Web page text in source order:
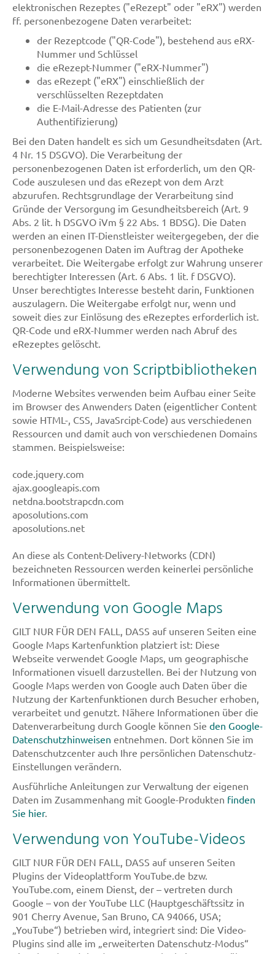
elektronischen Rezeptes ("eRezept" oder "eRX") werden
ff. personenbezogene Daten verarbeitet:
der Rezeptcode ("QR-Code"), bestehend aus eRX-
Nummer und Schlüssel
die eRezept-Nummer ("eRX-Nummer")
das eRezept ("eRX") einschließlich der
verschlüsselten Rezeptdaten
die E-Mail-Adresse des Patienten (zur
Authentifizierung)
Bei den Daten handelt es sich um Gesundheitsdaten (Art.
4 Nr. 15 DSGVO). Die Verarbeitung der
personenbezogenen Daten ist erforderlich, um den QR-
Code auszulesen und das eRezept von dem Arzt
abzurufen. Rechtsgrundlage der Verarbeitung sind
Gründe der Versorgung im Gesundheitsbereich (Art. 9
Abs. 2 lit. h DSGVO iVm § 22 Abs. 1 BDSG). Die Daten
werden an einen IT-Dienstleister weitergegeben, der die
personenbezogenen Daten im Auftrag der Apotheke
verarbeitet. Die Weitergabe erfolgt zur Wahrung unserer
berechtigter Interessen (Art. 6 Abs. 1 lit. f DSGVO).
Unser berechtigtes Interesse besteht darin, Funktionen
auszulagern. Die Weitergabe erfolgt nur, wenn und
soweit dies zur Einlösung des eRezeptes erforderlich ist.
QR-Code und eRX-Nummer werden nach Abruf des
eRezeptes gelöscht.
Verwendung von Scriptbibliotheken
Moderne Websites verwenden beim Aufbau einer Seite
im Browser des Anwenders Daten (eigentlicher Content
sowie HTML-, CSS, JavaSrcipt-Code) aus verschiedenen
Ressourcen und damit auch von verschiedenen Domains
stammen. Beispielsweise:
code.jquery.com
ajax.googleapis.com
netdna.bootstrapcdn.com
aposolutions.com
aposolutions.net
An diese als Content-Delivery-Networks (CDN)
bezeichneten Ressourcen werden keinerlei persönliche
Informationen übermittelt.
Verwendung von Google Maps
GILT NUR FÜR DEN FALL, DASS auf unseren Seiten eine
Google Maps Kartenfunktion platziert ist: Diese
Webseite verwendet Google Maps, um geographische
Informationen visuell darzustellen. Bei der Nutzung von
Google Maps werden von Google auch Daten über die
Nutzung der Kartenfunktionen durch Besucher erhoben,
verarbeitet und genutzt. Nähere Informationen über die
Datenverarbeitung durch Google können Sie den Google-
Datenschutzhinweisen entnehmen. Dort können Sie im
Datenschutzcenter auch Ihre persönlichen Datenschutz-
Einstellungen verändern.
Ausführliche Anleitungen zur Verwaltung der eigenen
Daten im Zusammenhang mit Google-Produkten finden
Sie hier.
Verwendung von YouTube-Videos
GILT NUR FÜR DEN FALL, DASS auf unseren Seiten
Plugins der Videoplattform YouTube.de bzw.
YouTube.com, einem Dienst, der – vertreten durch
Google – von der YouTube LLC (Hauptgeschäftssitz in
901 Cherry Avenue, San Bruno, CA 94066, USA;
„YouTube“) betrieben wird, integriert sind: Die Video-
Plugins sind alle im „erweiterten Datenschutz-Modus“